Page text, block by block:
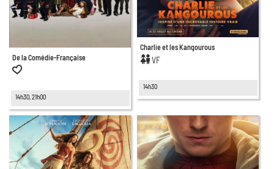
De la Comédie-Française
14h30, 21h00
Charlie et les Kangourous
VF
14h30